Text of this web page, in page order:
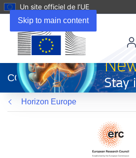
Skip to main content
Un site officiel de l’UE
dans
une
nouvelle
fenêtre)
CORDIS
Horizon Europe